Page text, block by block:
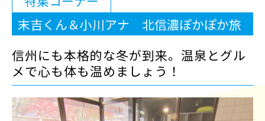
末吉くん＆小川アナ 北信濃ぽかぽか旅
信州にも本格的な冬が到来。温泉とグル
メで心も体も温めましょう！